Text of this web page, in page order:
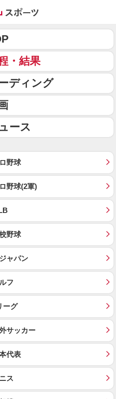
・結果
ディング
ース
野球
野球(2軍)
野球
ャパン
フ
ーグ
サッカー
代表
ス